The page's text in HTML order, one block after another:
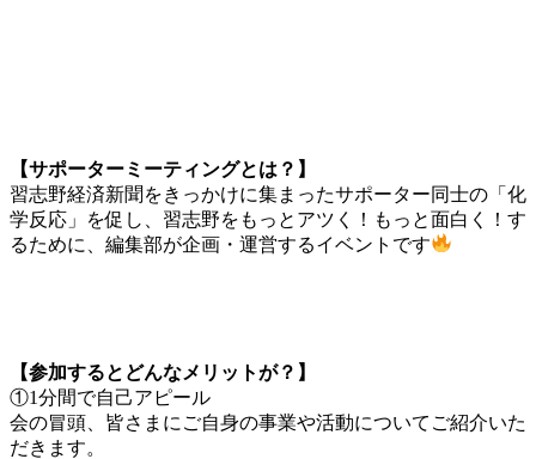
【サポーターミーティングとは？】
習志野経済新聞をきっかけに集まったサポーター同士の「化
学反応」を促し、習志野をもっとアツく！もっと面白く！す
るために、編集部が企画・運営するイベントです
【参加するとどんなメリットが？】
①1分間で自己アピール
会の冒頭、皆さまにご自身の事業や活動についてご紹介いた
だきます。